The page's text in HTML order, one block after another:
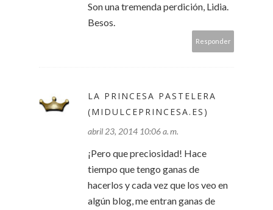
Son una tremenda perdición, Lidia.
Besos.
Responder
LA PRINCESA PASTELERA
(MIDULCEPRINCESA.ES)
abril 23, 2014 10:06 a. m.
¡Pero que preciosidad! Hace
tiempo que tengo ganas de
hacerlos y cada vez que los veo en
algún blog, me entran ganas de